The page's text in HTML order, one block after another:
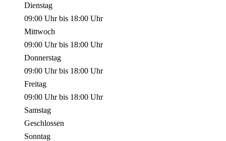
Dienstag
09:00 Uhrbis 18:00 Uhr
Mittwoch
09:00 Uhrbis 18:00 Uhr
Donnerstag
09:00 Uhrbis 18:00 Uhr
Freitag
09:00 Uhrbis 18:00 Uhr
Samstag
Geschlossen
Sonntag